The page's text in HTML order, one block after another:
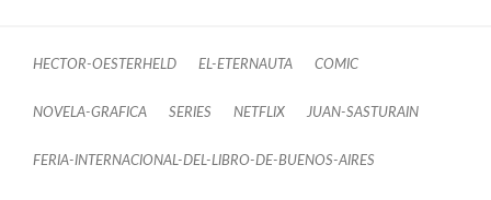
HECTOR-OESTERHELD EL-ETERNAUTA COMIC
NOVELA-GRAFICA SERIES NETFLIX JUAN-SASTURAIN
FERIA-INTERNACIONAL-DEL-LIBRO-DE-BUENOS-AIRES